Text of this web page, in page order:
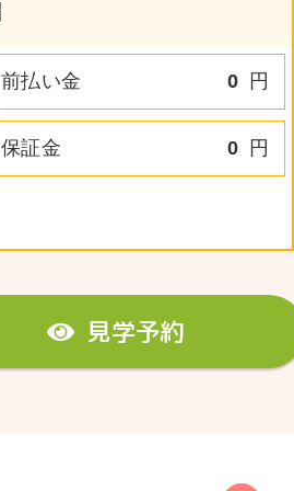
前払い金 0 円
保証金 0 円
見学予約